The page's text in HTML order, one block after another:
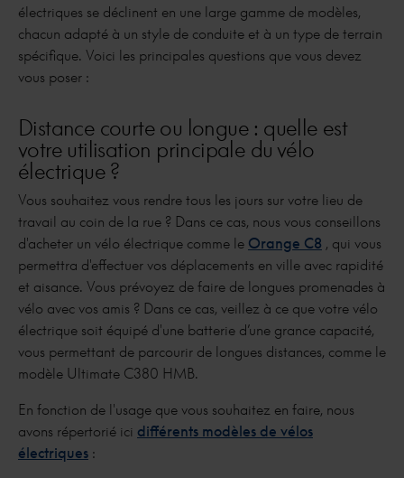
électriques se déclinent en une large gamme de modèles,
chacun adapté à un style de conduite et à un type de terrain
spécifique. Voici les principales questions que vous devez
vous poser :
Distance courte ou longue : quelle est
votre utilisation principale du vélo
électrique ?
Vous souhaitez vous rendre tous les jours sur votre lieu de
travail au coin de la rue ? Dans ce cas, nous vous conseillons
d'acheter un vélo électrique comme le Orange C8 , qui vous
permettra d'effectuer vos déplacements en ville avec rapidité
et aisance. Vous prévoyez de faire de longues promenades à
vélo avec vos amis ? Dans ce cas, veillez à ce que votre vélo
électrique soit équipé d'une batterie d’une grance capacité,
vous permettant de parcourir de longues distances, comme le
modèle Ultimate C380 HMB.
En fonction de l'usage que vous souhaitez en faire, nous
avons répertorié ici différents modèles de vélos
électriques :